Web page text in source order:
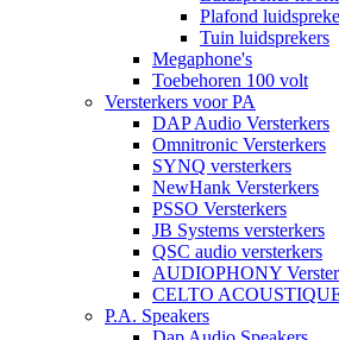
Plafond
Tuin luidsprekers
Megaphone's
Toebehoren 100 volt
Versterkers voor PA
DAP Audio Versterkers
Omnitronic Versterkers
SYNQ versterkers
NewHank Versterkers
PSSO Versterkers
JB Systems versterkers
QSC audio versterkers
AUDIOPHONY
CELTO
P.A. Speakers